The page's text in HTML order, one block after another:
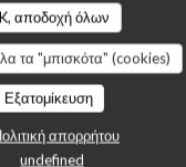
αποδοχή όλων
τα "μπισκότα" (cookies)
Εξατομίκευση
απορρήτου
undefined
4/5 Ποιότητα / Τιμή